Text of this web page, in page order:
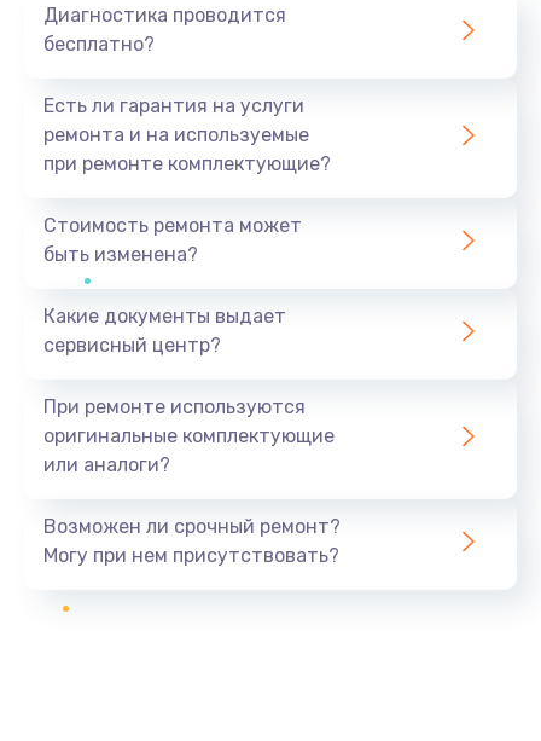
Диагностика проводится
бесплатно?
Есть ли гарантия на услуги
ремонта и на используемые
при ремонте комплектующие?
Стоимость ремонта может
быть изменена?
Какие документы выдает
сервисный центр?
При ремонте используются
оригинальные комплектующие
или аналоги?
Возможен ли срочный ремонт?
Могу при нем присутствовать?